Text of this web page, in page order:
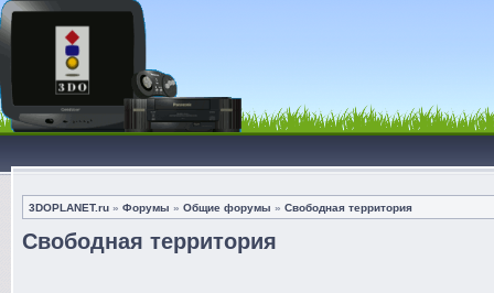
3DOPLANET.ru » Форумы » Общие форумы » Свободная территория
Свободная территория